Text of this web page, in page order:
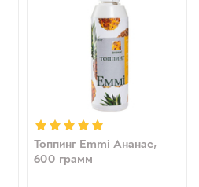
Топпинг Emmi Ананас,
600 грамм